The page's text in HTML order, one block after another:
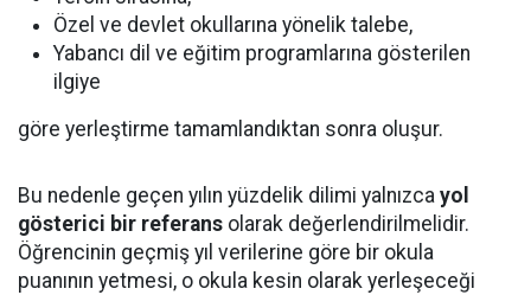
Özel ve devlet okullarına yönelik talebe,
Yabancı dil ve eğitim programlarına gösterilen
ilgiye
göre yerleştirme tamamlandıktan sonra oluşur.
Bu nedenle geçen yılın yüzdelik dilimi yalnızca yol
gösterici bir referans olarak değerlendirilmelidir.
Öğrencinin geçmiş yıl verilerine göre bir okula
puanının yetmesi, o okula kesin olarak yerleşeceği